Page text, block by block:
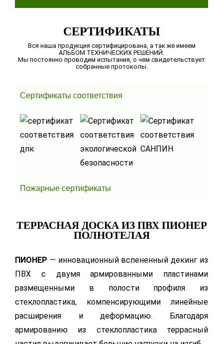
СЕРТИФИКАТЫ
Вся наша продукция сертифицирована, а так же имеем
АЛЬБОМ ТЕХНИЧЕСКИХ РЕШЕНИЙ.
Мы постоянно проводим испытания, о чем свидетельствует
собранные протоколы.
Сертификаты соответствия
Пожарные сертификаты
ТЕРРАСНАЯ ДОСКА ИЗ ПВХ ПИОНЕР
ПОЛНОТЕЛАЯ
ПИОНЕР — инновационный вспененный декинг из
ПВХ с двумя армированными пластинами
размещенными в полости профиля из
стеклопластика, компенсирующими линейные
расширения и деформацию. Благодаря
армированию из стеклопластика террасный